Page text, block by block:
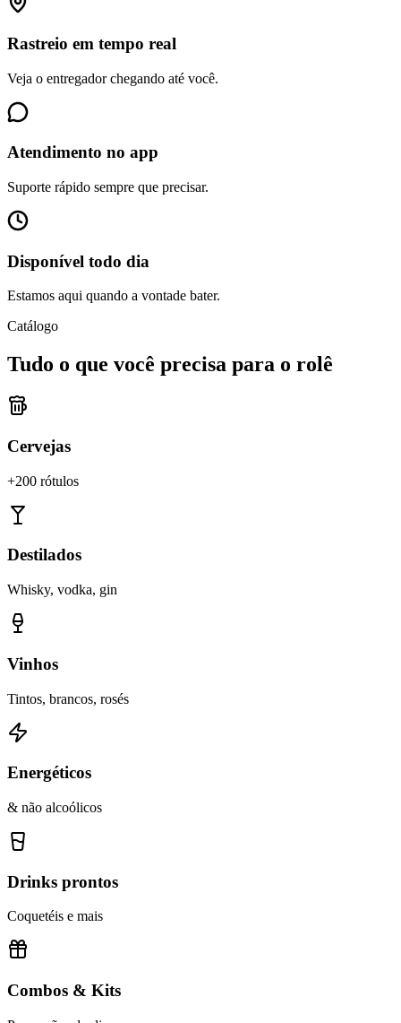
Rastreio em tempo real
Veja o entregador chegando até você.
Atendimento no app
Suporte rápido sempre que precisar.
Disponível todo dia
Estamos aqui quando a vontade bater.
Catálogo
Tudo o que você precisa para o rolê
Cervejas
+200 rótulos
Destilados
Whisky, vodka, gin
Vinhos
Tintos, brancos, rosés
Energéticos
& não alcoólicos
Drinks prontos
Coquetéis e mais
Combos & Kits